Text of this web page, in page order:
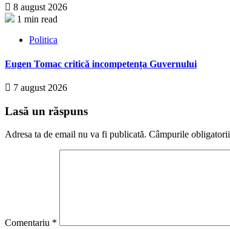
8 august 2026
1 min read
Politica
Eugen Tomac critică incompetența Guvernului
7 august 2026
Lasă un răspuns
Adresa ta de email nu va fi publicată. Câmpurile
Comentariu *